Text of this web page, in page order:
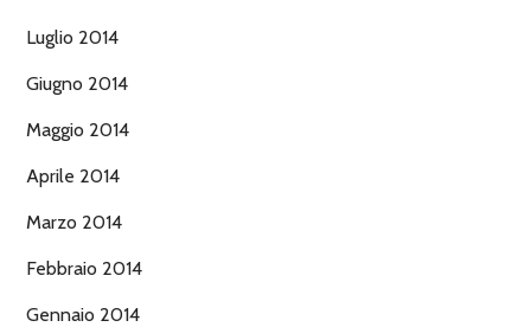
Luglio 2014
Giugno 2014
Maggio 2014
Aprile 2014
Marzo 2014
Febbraio 2014
Gennaio 2014